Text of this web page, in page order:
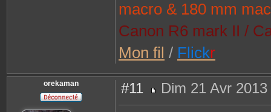
macro & 180 mm
Canon R6 mark II /
Mon fil / Flickr
orekaman #11
e
Dim 21 Avr